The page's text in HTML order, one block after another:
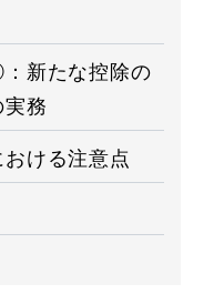
新たな控除の
務
ける注意点